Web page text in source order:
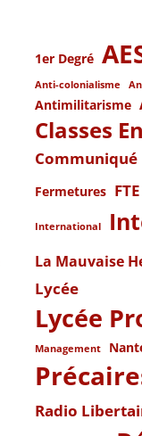
1er Degré
Anti-colonialisme
Antimilitarisme
Classes
Communiqué
Fermetures FTE
International
La Mauvaise
Lycée
Lycée
Management
Radio